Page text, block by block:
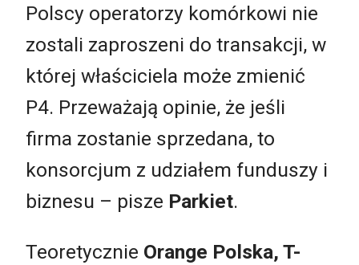
Polscy operatorzy komórkowi nie
zostali zaproszeni do transakcji, w
której właściciela może zmienić
P4. Przeważają opinie, że jeśli
firma zostanie sprzedana, to
konsorcjum z udziałem funduszy i
biznesu – pisze Parkiet.
Teoretycznie Orange Polska, T-